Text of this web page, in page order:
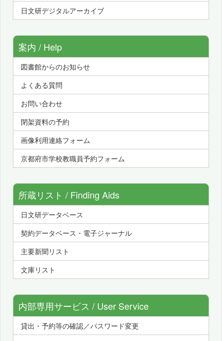
日文研デジタルアーカイブ
案内 / Help
図書館からのお知らせ
よくある質問
お問い合わせ
閉架資料の予約
画像利用連絡フォーム
京都府市学校教職員予約フォーム
所蔵リスト / Finding Aids
日文研データベース
契約データベース・電子ジャーナル
主要新聞リスト
文庫リスト
内部専用サービス / User Service
貸出・予約等の確認／パスワード変更